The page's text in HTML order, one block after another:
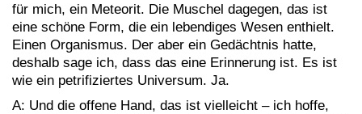
für mich, ein Meteorit. Die Muschel dagegen, das ist
eine schöne Form, die ein lebendiges Wesen enthielt.
Einen Organismus. Der aber ein Gedächtnis hatte,
deshalb sage ich, dass das eine Erinnerung ist. Es ist
wie ein petrifiziertes Universum. Ja.
A: Und die offene Hand, das ist vielleicht – ich hoffe,